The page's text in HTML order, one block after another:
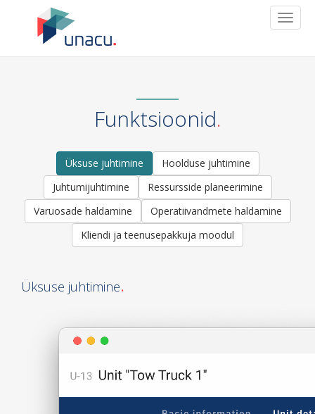
T
o
g
i
Funktsioonid
Üksuse juhtimine
Hoolduse juhtimine
Juhtumijuhtimine
Ressursside planeerimine
Varuosade haldamine
Operatiivandmete haldamine
Kliendi ja teenusepakkuja moodul
Üksuse juhtimine